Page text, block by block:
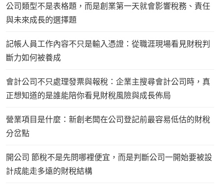
公司類型不是表格題，而是創業第一天就會影響稅務、責任
與未來成長的選擇題
記帳人員工作內容不只是輸入憑證：從職涯現場看見財稅判
斷力如何被養成
會計公司不只處理發票與報稅：企業主搜尋會計公司時，真
正想知道的是誰能陪你看見財稅風險與成長佈局
營業項目是什麼：新創老闆在公司登記前最容易低估的財稅
分岔點
開公司 節稅不是先問哪裡便宜，而是判斷公司一開始要被設
計成能走多遠的財稅結構